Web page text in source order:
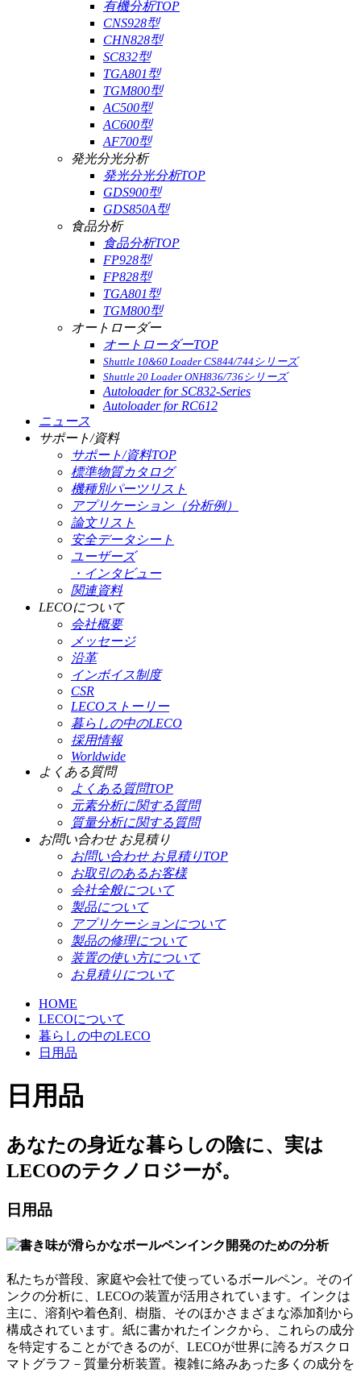
有機分析TOP
CNS928型
CHN828型
SC832型
TGA801型
TGM800型
AC500型
AC600型
AF700型
発光分光分析
発光分光分析TOP
GDS900型
GDS850A型
食品分析
食品分析TOP
FP928型
FP828型
TGA801型
TGM800型
オートローダー
オートローダーTOP
Shuttle 10&60 Loader CS844/744シリーズ
Shuttle 20 Loader ONH836/736シリーズ
Autoloader for SC832-Series
Autoloader for RC612
ニュース
サポート/資料
サポート/資料TOP
標準物質カタログ
機種別パーツリスト
アプリケーション（分析例）
論文リスト
安全データシート
ユーザーズ
・インタビュー
関連資料
LECOについて
会社概要
メッセージ
沿革
インボイス制度
CSR
LECOストーリー
暮らしの中のLECO
採用情報
Worldwide
よくある質問
よくある質問TOP
元素分析に関する質問
質量分析に関する質問
お問い合わせ お見積り
お問い合わせ お見積りTOP
お取引のあるお客様
会社全般について
製品について
アプリケーションについて
製品の修理について
装置の使い方について
お見積りについて
HOME
LECOについて
暮らしの中のLECO
日用品
日用品
あなたの身近な暮らしの陰に、実は
LECOのテクノロジーが。
日用品
私たちが普段、家庭や会社で使っているボールペン。そのイ
ンクの分析に、LECOの装置が活用されています。インクは
主に、溶剤や着色剤、樹脂、そのほかさまざまな添加剤から
構成されています。紙に書かれたインクから、これらの成分
を特定することができるのが、LECOが世界に誇るガスクロ
マトグラフ－質量分析装置。複雑に絡みあった多くの成分を